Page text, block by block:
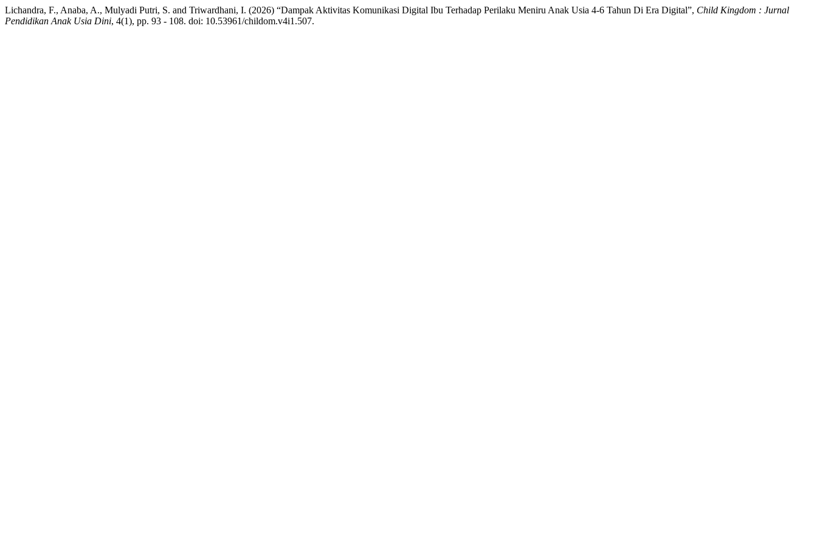
Lichandra, F., Anaba, A., Mulyadi Putri, S. and Triwardhani, I. (2026) “Dampak Aktivitas Komunikasi Digital Ibu Terhadap Perilaku Meniru Anak Usia 4-6 Tahun Di Era Digital”, Child Kingdom : Jurnal
Pendidikan Anak Usia Dini, 4(1), pp. 93 - 108. doi: 10.53961/childom.v4i1.507.